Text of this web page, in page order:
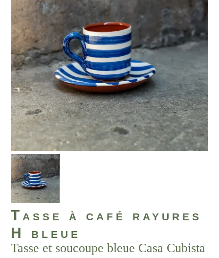
Tasse à café rayures
H bleue
Tasse et soucoupe bleue Casa Cubista